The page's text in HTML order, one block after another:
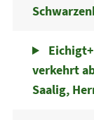
verkehrt
Saalig,